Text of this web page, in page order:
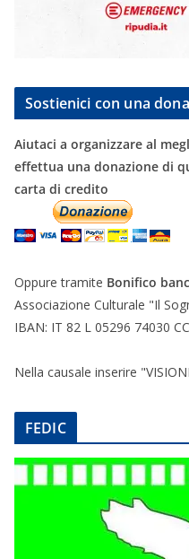
Sostienici con una
Aiutaci a organizzare al
effettua una donazione di
carta di credito
Oppure tramite Bonifico
Associazione Culturale "Il
IBAN: IT 82 L 05296 74030
Nella causale inserire
FEDIC